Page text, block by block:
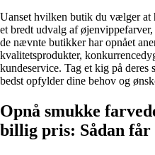
Uanset hvilken butik du vælger at
et bredt udvalg af
de nævnte butikker har opnået
kvalitetsprodukter,
kundeservice. Tag et kig på
bedst opfylder dine behov og
Opnå smukke
billig pris: Sådan får